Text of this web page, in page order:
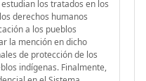
los tratados en los
derechos humanos
a los pueblos
la mención en dicho
de protección de los
indígenas. Finalmente,